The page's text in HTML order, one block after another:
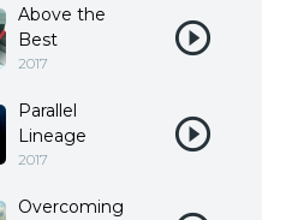
Above the
Best
2017
Parallel
Lineage
2017
Overcoming